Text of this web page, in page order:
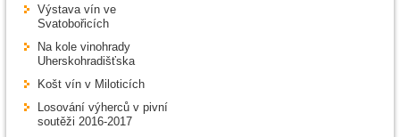
Výstava vín ve
Svatobořicích
Na kole vinohrady
Uherskohradišťska
Košt vín v Miloticích
Losování výherců v pivní
soutěži 2016-2017